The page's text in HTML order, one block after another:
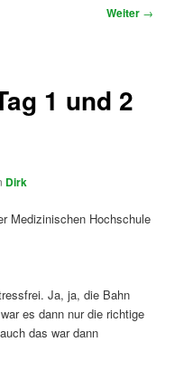
Weiter →
1 und 2
Dirk
Medizinischen Hochschule
Ja, ja, die Bahn
es dann nur die richtige
das war dann